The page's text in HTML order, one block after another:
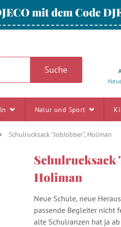
mit dem Code
Suche
Natur und Sport
Schulrucksack "JobJobber", Holiman
Schulrucksack
Holiman
Neue Schule, neue
passende Begleiter nicht
alte Schulranzen hat ja